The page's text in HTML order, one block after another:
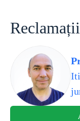
content
Iti